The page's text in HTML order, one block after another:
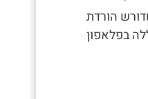
הורדת
40% סוללה בפלאפון